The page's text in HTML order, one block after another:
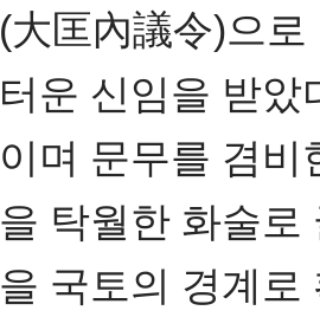
(大匡內議令)으
터운 신임을 받았
이며 문무를 겸비
을 탁월한 화술로
을 국토의 경계로